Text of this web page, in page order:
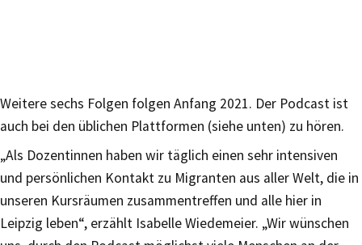
Weitere sechs Folgen folgen Anfang 2021. Der Podcast ist
auch bei den üblichen Plattformen (siehe unten) zu hören.
„Als Dozentinnen haben wir täglich einen sehr intensiven
und persönlichen Kontakt zu Migranten aus aller Welt, die in
unseren Kursräumen zusammentreffen und alle hier in
Leipzig leben“, erzählt Isabelle Wiedemeier. „Wir wünschen